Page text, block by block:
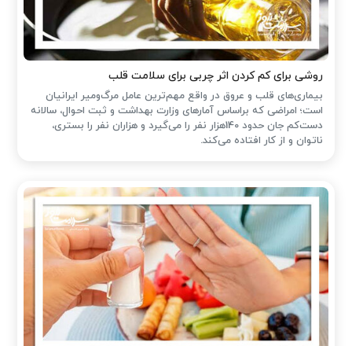
روشی برای کم کردن اثر چربی برای سلامت قلب
بیماری‌های قلب و عروق در واقع مهم‌ترین عامل مرگ‌ومیر ایرانیان
است؛ امراضی که براساس آمارهای وزارت بهداشت و ثبت احوال، سالانه
دست‌کم جان حدود 140هزار نفر را می‌گیرد و هزاران نفر را بستری،
ناتوان و از کار افتاده می‌کند.